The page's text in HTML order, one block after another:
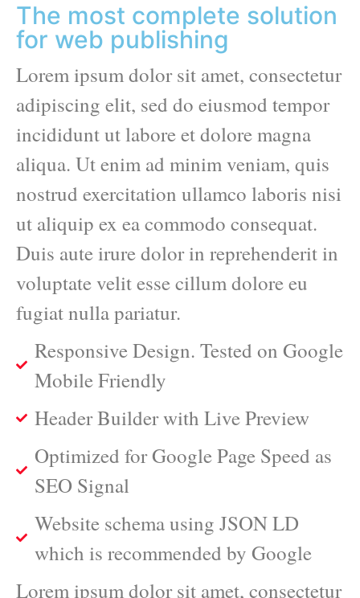
The most complete solution
for web publishing
Lorem ipsum dolor sit amet, consectetur
adipiscing elit, sed do eiusmod tempor
incididunt ut labore et dolore magna
aliqua. Ut enim ad minim veniam, quis
nostrud exercitation ullamco laboris nisi
ut aliquip ex ea commodo consequat.
Duis aute irure dolor in reprehenderit in
voluptate velit esse cillum dolore eu
fugiat nulla pariatur.
Responsive Design. Tested on Google
Mobile Friendly
Header Builder with Live Preview
Optimized for Google Page Speed as
SEO Signal
Website schema using JSON LD
which is recommended by Google
Lorem ipsum dolor sit amet, consectetur